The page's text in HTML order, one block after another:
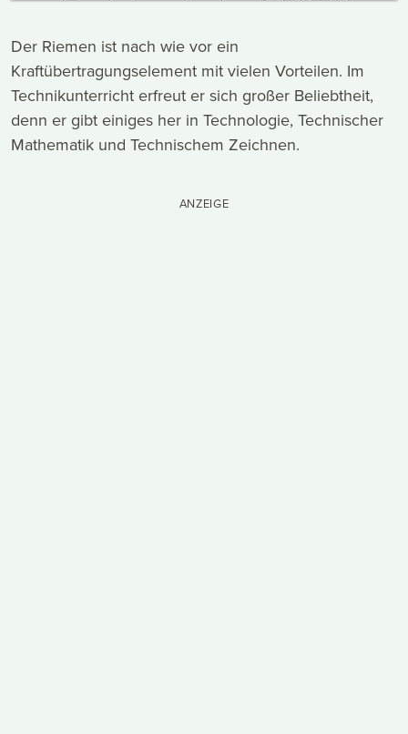
Der Riemen ist nach wie vor ein
Kraftübertragungselement mit vielen Vorteilen. Im
Technikunterricht erfreut er sich großer Beliebtheit,
denn er gibt einiges her in Technologie, Technischer
Mathematik und Technischem Zeichnen.
ANZEIGE